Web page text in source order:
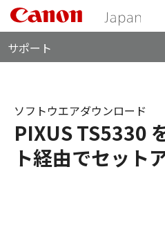
サポート
PIXUS TS5330
ト経由でセット
ソフトウエアダウンロード